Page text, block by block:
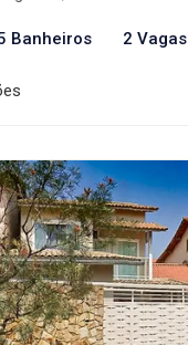
Banheiros 2 Vagas